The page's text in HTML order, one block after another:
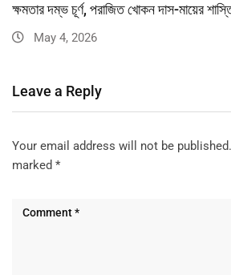
ক্ষমতার দম্ভ চূর্ণ, পরাজিত খোকন দাস-মায়ের
May 4, 2026
Leave a Reply
Your email address will not be published.
marked *